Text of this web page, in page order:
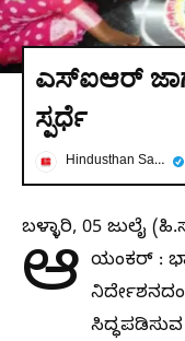
ಎಸ್‌ಐಆರ್
ಸ್ಪರ್ಧೆ
Hindusthan Samachar
ಬಳ್ಳಾರಿ, 05 ಜುಲೈ
ಆ ಯಂಕರ್ :